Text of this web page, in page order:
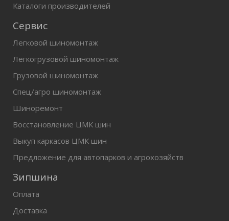
Каталоги производителей
Сервис
Легковой шиномонтаж
Легкогрузовой шиномонтаж
Грузовой шиномонтаж
Спец/агро шиномонтаж
Шиноремонт
Восстановление ЦМК шин
Выкуп каркасов ЦМК шин
Предложение для автопарков и агрохозяйств
Зипшина
Оплата
Доставка